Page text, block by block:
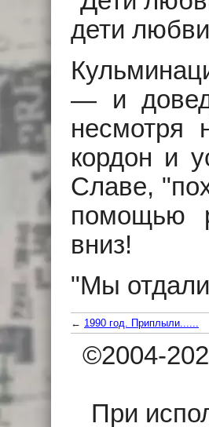
дети
— и
несмотря
кордон и
Славе,
помощью
вниз!
"Мы
← 1990 год. Приплыли......
©2004-
При